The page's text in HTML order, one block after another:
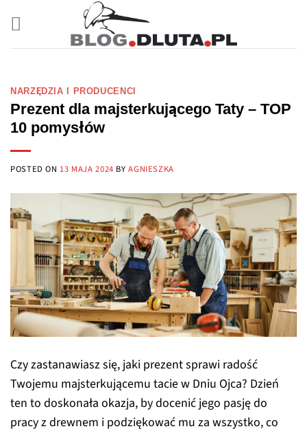
do
zawartości
NARZĘDZIA I PRODUCENCI
Prezent dla majsterkującego Taty – TOP
10 pomysłów
POSTED ON 13 MAJA 2024 BYAGNIESZKA
Czy zastanawiasz się, jaki prezent sprawi radość
Twojemu majsterkującemu tacie w Dniu Ojca? Dzień
ten to doskonała okazja, by docenić jego pasję do
pracy z drewnem i podziękować mu za wszystko, co